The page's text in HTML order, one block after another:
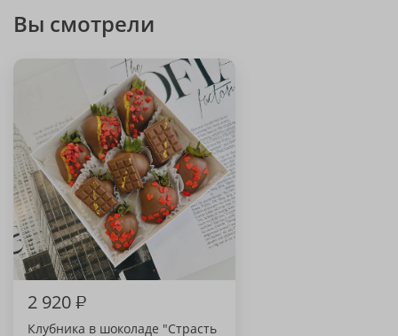
Вы смотрели
2 920₽
Клубника в шоколаде "Страсть